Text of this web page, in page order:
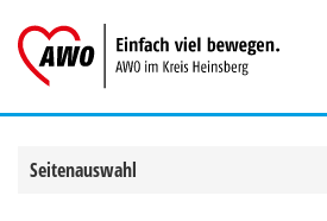
Inhalt
springen
Seitenauswahl